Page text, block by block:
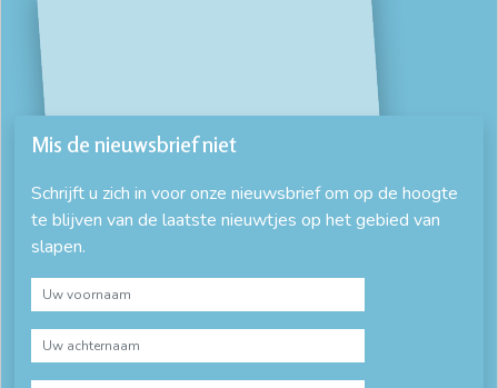
Mis de nieuwsbrief niet
Schrijft u zich in voor onze nieuwsbrief om op de hoogte
te blijven van de laatste nieuwtjes op het gebied van
slapen.